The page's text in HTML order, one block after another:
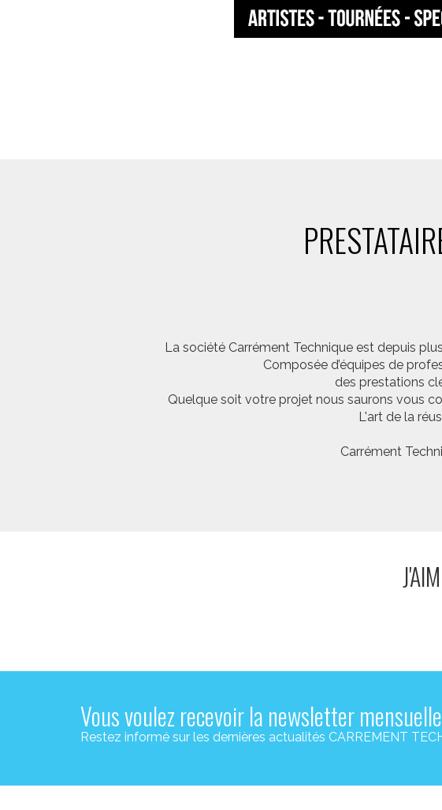
La société Carrément Technique est depuis
Composée d’équipes de
des prestations
Quelque soit votre projet nous saurons vous
L'art de la
Carrément
Vous voulez recevoir la newsletter
Restez informé sur les dernières actualités CARREMENT